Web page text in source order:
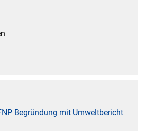
Begründung mit Umweltbericht